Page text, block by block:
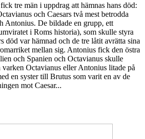
tre män i uppdrag att hämnas hans död:
och Caesars två mest betrodda
Antonius. De bildade en grupp, ett
i Roms historia), som skulle styra
död var hämnad och de tre låtit avrätta sina
mellan sig. Antonius fick den östra
och Spanien och Octavianus skulle
varken Octavianus eller Antonius litade på
en syster till Brutus som varit en av de
mot Caesar...